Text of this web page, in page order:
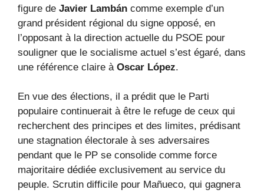
figure de Javier Lambán comme exemple d’un
grand président régional du signe opposé, en
l’opposant à la direction actuelle du PSOE pour
souligner que le socialisme actuel s’est égaré, dans
une référence claire à Oscar López.
En vue des élections, il a prédit que le Parti
populaire continuerait à être le refuge de ceux qui
recherchent des principes et des limites, prédisant
une stagnation électorale à ses adversaires
pendant que le PP se consolide comme force
majoritaire dédiée exclusivement au service du
peuple. Scrutin difficile pour Mañueco, qui gagnera